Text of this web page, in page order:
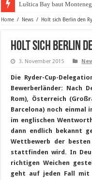
Luštica Bay baut
Home / News / Holt sich Berlin den
Holt sich Berlin
3. November 2015
Die Ryder-Cup-
Bewerberländer: Nach
Rom), Österreich
Barcelona) noch einmal
im englischen
dann endlich bekannt
Wettbewerb der besten
stattfinden wird. In
richtigen Weichen
geht auf jeden Fall mit